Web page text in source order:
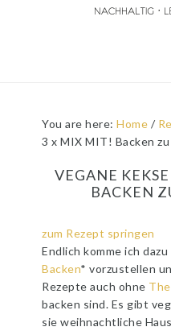
You are here:Home /
3 x MIX MIT! Backen
VEGANE
BACKEN
zum Rezept springen
Endlich komme ich
Backen* vorzustellen
Rezepte auch ohne
backen sind. Es gibt
sie weihnachtliche